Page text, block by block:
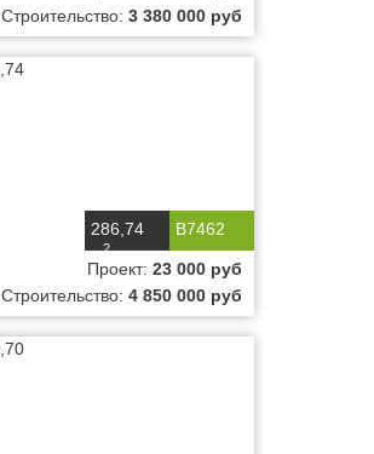
Строительство: 3 380 000 руб
B7462
286,74
м2
Проект: 23 000 руб
Строительство: 4 850 000 руб